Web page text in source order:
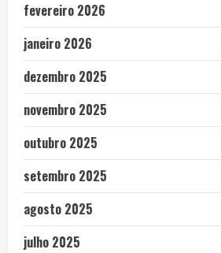
fevereiro 2026
janeiro 2026
dezembro 2025
novembro 2025
outubro 2025
setembro 2025
agosto 2025
julho 2025